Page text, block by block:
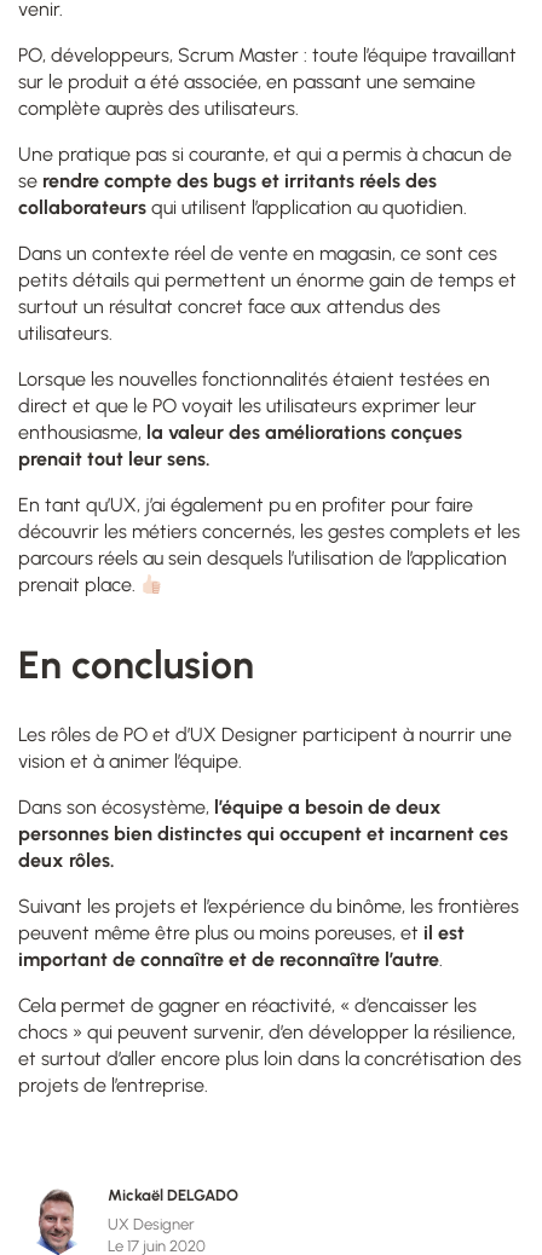
venir.
PO, développeurs, Scrum Master : toute l’équipe travaillant
sur le produit a été associée, en passant une semaine
complète auprès des utilisateurs.
Une pratique pas si courante, et qui a permis à chacun de
se rendre compte des bugs et irritants réels des
collaborateurs qui utilisent l’application au quotidien.
Dans un contexte réel de vente en magasin, ce sont ces
petits détails qui permettent un énorme gain de temps et
surtout un résultat concret face aux attendus des
utilisateurs.
Lorsque les nouvelles fonctionnalités étaient testées en
direct et que le PO voyait les utilisateurs exprimer leur
enthousiasme, la valeur des améliorations conçues
prenait tout leur sens.
En tant qu’UX, j’ai également pu en profiter pour faire
découvrir les métiers concernés, les gestes complets et les
parcours réels au sein desquels l’utilisation de l’application
prenait place.
En conclusion
Les rôles de PO et d’UX Designer participent à nourrir une
vision et à animer l’équipe.
Dans son écosystème, l’équipe a besoin de deux
personnes bien distinctes qui occupent et incarnent ces
deux rôles.
Suivant les projets et l’expérience du binôme, les frontières
peuvent même être plus ou moins poreuses, et il est
important de connaître et de reconnaître l’autre.
Cela permet de gagner en réactivité, « d’encaisser les
chocs » qui peuvent survenir, d’en développer la résilience,
et surtout d’aller encore plus loin dans la concrétisation des
projets de l’entreprise.
Mickaël DELGADO
UX Designer
Le 17 juin 2020